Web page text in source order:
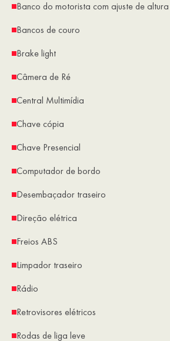
Banco do motorista com ajuste de altura
Bancos de couro
Brake light
Câmera de Ré
Central Multimídia
Chave cópia
Chave Presencial
Computador de bordo
Desembaçador traseiro
Direção elétrica
Freios ABS
Limpador traseiro
Rádio
Retrovisores elétricos
Rodas de liga leve